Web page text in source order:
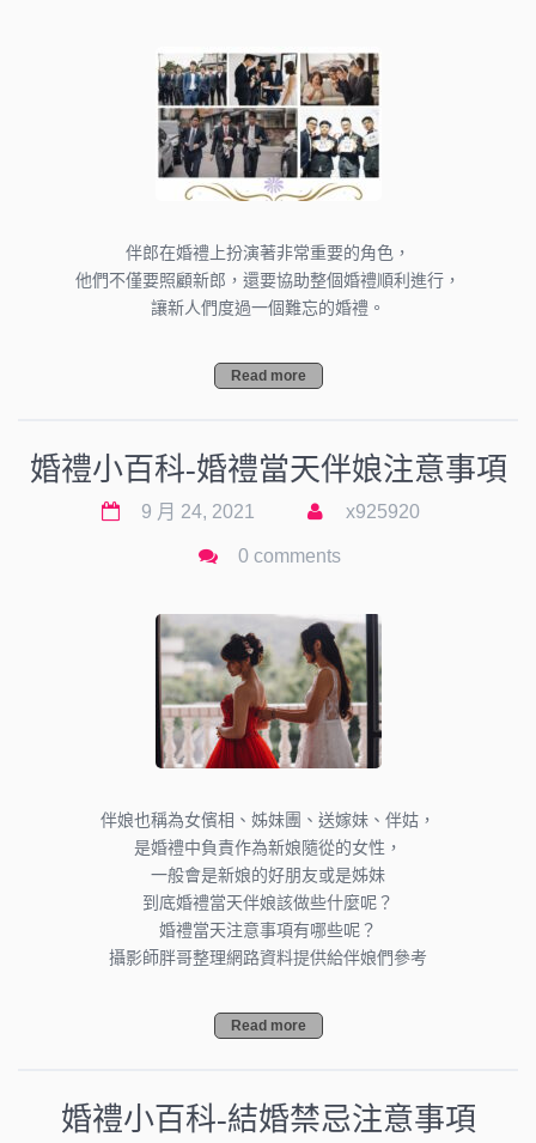
伴郎在婚禮上扮演著非常重要的角色，
他們不僅要照顧新郎，還要協助整個婚禮順利進行，
讓新人們度過一個難忘的婚禮。
Read more
婚禮小百科-婚禮當天伴娘注意事項
9 月 24, 2021 x925920
0 comments
伴娘也稱為女儐相、姊妹團、送嫁妹、伴姑，
是婚禮中負責作為新娘隨從的女性，
一般會是新娘的好朋友或是姊妹
到底婚禮當天伴娘該做些什麼呢？
婚禮當天注意事項有哪些呢？
攝影師胖哥整理網路資料提供給伴娘們參考
Read more
婚禮小百科-結婚禁忌注意事項